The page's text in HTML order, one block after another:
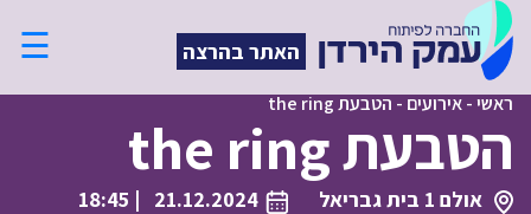
האתר בהרצה ☰
ראשי-אירועים - הטבעת the ring
הטבעת the ring
אולם 1 בית גבריאל 21.12.2024
| 18:45